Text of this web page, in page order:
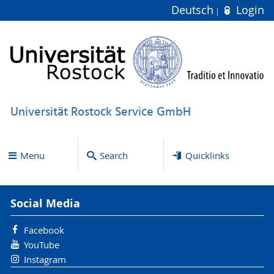
Deutsch Login
Universität Rostock Service GmbH
Menu Search Quicklinks
Social Media
Facebook
YouTube
Instagram